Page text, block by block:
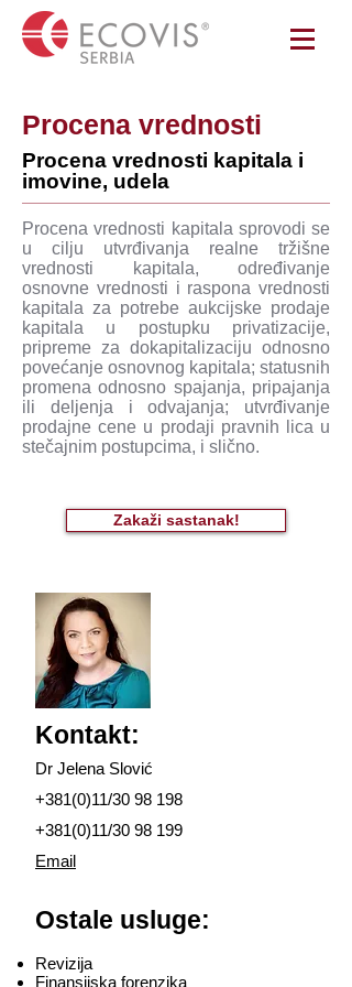
Procena vrednosti
Procena vrednosti kapitala i
imovine, udela
Procena vrednosti kapitala sprovodi se
u cilju utvrđivanja realne tržišne
vrednosti kapitala, određivanje
osnovne vrednosti i raspona vrednosti
kapitala za potrebe aukcijske prodaje
kapitala u postupku privatizacije,
pripreme za dokapitalizaciju odnosno
povećanje osnovnog kapitala; statusnih
promena odnosno spajanja, pripajanja
ili deljenja i odvajanja; utvrđivanje
prodajne cene u prodaji pravnih lica u
stečajnim postupcima, i slično.
Zakaži sastanak!
Kontakt:
Dr Jelena Slović
+381(0)11/30 98 198
+381(0)11/30 98 199
Email
Ostale usluge:
Revizija
Finansijska forenzika